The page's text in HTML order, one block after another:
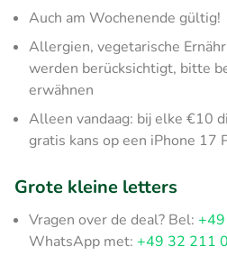
Auch am Wochenende gültig!
Allergien, vegetarische
werden berücksichtigt, bitte
erwähnen
Alleen vandaag: bij elke €10
gratis kans op een iPhone 17
Grote kleine letters
Vragen over de deal? Bel:
WhatsApp met: +49 32 211